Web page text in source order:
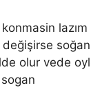
değişirse
olur vede